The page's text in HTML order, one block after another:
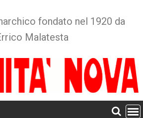
fondato nel 1920 da
Malatesta